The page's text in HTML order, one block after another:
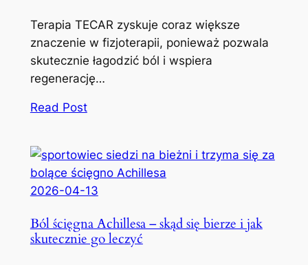
Terapia TECAR zyskuje coraz większe
znaczenie w fizjoterapii, ponieważ pozwala
skutecznie łagodzić ból i wspiera
regenerację…
Read Post
2026-04-13
Ból ścięgna Achillesa – skąd się bierze i jak
skutecznie go leczyć